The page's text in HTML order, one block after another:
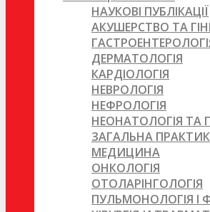
НАУКОВІ ПУБЛІКАЦІЇ
АКУШЕРСТВО ТА
ДЕРМАТОЛОГІЯ
КАРДІОЛОГІЯ
НЕВРОЛОГІЯ
НЕФРОЛОГІЯ
НЕОНАТОЛОГІЯ ТА
ЗАГАЛЬНА
МЕДИЦИНА
ОНКОЛОГІЯ
ОТОЛАРІНГОЛОГІЯ
ПУЛЬМОНОЛОГІЯ І